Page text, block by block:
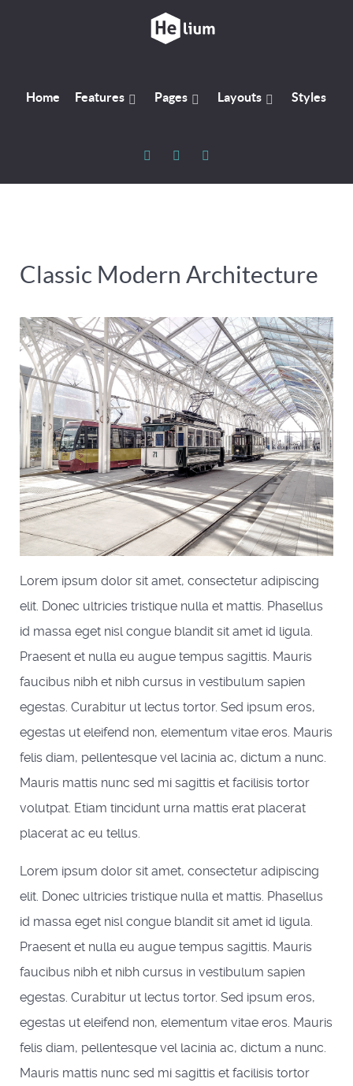
Home Features Pages Layouts Styles
Classic Modern Architecture
Lorem ipsum dolor sit amet, consectetur adipiscing
elit. Donec ultricies tristique nulla et mattis. Phasellus
id massa eget nisl congue blandit sit amet id ligula.
Praesent et nulla eu augue tempus sagittis. Mauris
faucibus nibh et nibh cursus in vestibulum sapien
egestas. Curabitur ut lectus tortor. Sed ipsum eros,
egestas ut eleifend non, elementum vitae eros. Mauris
felis diam, pellentesque vel lacinia ac, dictum a nunc.
Mauris mattis nunc sed mi sagittis et facilisis tortor
volutpat. Etiam tincidunt urna mattis erat placerat
placerat ac eu tellus.
Lorem ipsum dolor sit amet, consectetur adipiscing
elit. Donec ultricies tristique nulla et mattis. Phasellus
id massa eget nisl congue blandit sit amet id ligula.
Praesent et nulla eu augue tempus sagittis. Mauris
faucibus nibh et nibh cursus in vestibulum sapien
egestas. Curabitur ut lectus tortor. Sed ipsum eros,
egestas ut eleifend non, elementum vitae eros. Mauris
felis diam, pellentesque vel lacinia ac, dictum a nunc.
Mauris mattis nunc sed mi sagittis et facilisis tortor